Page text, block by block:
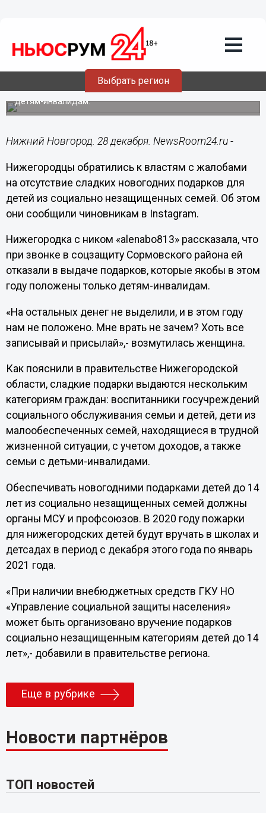
Выбрать регион
Нижегородцы возмущены
отсутствием подарков для социально
незащищенных детей
Новогодние наборы сладостей якобы положены только
детям-инвалидам.
Нижний Новгород. 28 декабря. NewsRoom24.ru -
Нижегородцы обратились к властям с жалобами
на отсутствие сладких новогодних подарков для
детей из социально незащищенных семей. Об этом
они сообщили чиновникам в Instagram.
Нижегородка с ником «alenabo813» рассказала, что
при звонке в соцзащиту Сормовского района ей
отказали в выдаче подарков, которые якобы в этом
году положены только детям-инвалидам.
«На остальных денег не выделили, и в этом году
нам не положено. Мне врать не зачем? Хоть все
записывай и присылай»,- возмутилась женщина.
Как пояснили в правительстве Нижегородской
области, сладкие подарки выдаются нескольким
категориям граждан: воспитанники госучреждений
социального обслуживания семьи и детей, дети из
малообеспеченных семей, находящиеся в трудной
жизненной ситуации, с учетом доходов, а также
семьи с детьми-инвалидами.
Обеспечивать новогодними подарками детей до 14
лет из социально незащищенных семей должны
органы МСУ и профсоюзов. В 2020 году пожарки
для нижегородских детей будут вручать в школах и
детсадах в период с декабря этого года по январь
2021 года.
«При наличии внебюджетных средств ГКУ НО
«Управление социальной защиты населения»
может быть организовано вручение подарков
социально незащищенным категориям детей до 14
лет»,- добавили в правительстве региона.
Еще в рубрике
Новости партнёров
ТОП новостей